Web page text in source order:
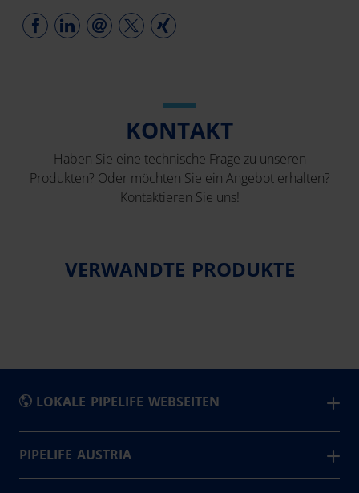
KONTAKT
Haben Sie eine technische Frage zu unseren
Produkten? Oder möchten Sie ein Angebot erhalten?
Kontaktieren Sie uns!
VERWANDTE PRODUKTE
LOKALE PIPELIFE WEBSEITEN
België - Nederlands
Belgique - Français
PIPELIFE AUSTRIA
Wir sind der führende Kunststoffrohrhersteller in